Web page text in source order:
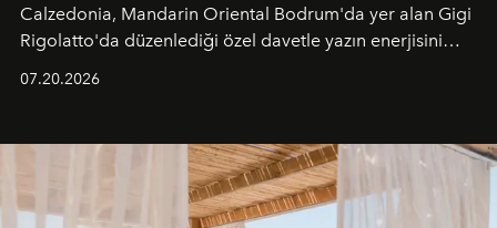
Calzedonia, Mandarin Oriental Bodrum'da yer alan Gigi
Rigolatto'da düzenlediği özel davetle yazın enerjisini
07.20.2026